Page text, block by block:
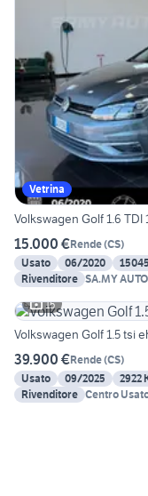
Vetrina
Volkswagen Golf 1.6 TDI
15.000 €Rende(CS)
Usato
06/2020
Rivenditore SA.MY AUTO
15
Volkswagen Golf 1.5 tsi
39.900 €Rende(CS)
Usato
09/2025 2922
Rivenditore Centro